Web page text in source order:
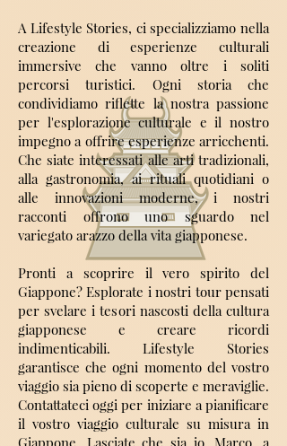
A Lifestyle Stories, ci specializziamo nella
creazione di esperienze culturali
immersive che vanno oltre i soliti
percorsi turistici. Ogni storia che
condividiamo riflette la nostra passione
per l'esplorazione culturale e il nostro
impegno a offrire esperienze arricchenti.
Che siate interessati alle arti tradizionali,
alla gastronomia, ai rituali quotidiani o
alle innovazioni moderne, i nostri
racconti offrono uno sguardo nel
variegato arazzo della vita giapponese.
Pronti a scoprire il vero spirito del
Giappone? Esplorate i nostri tour pensati
per svelare i tesori nascosti della cultura
giapponese e creare ricordi
indimenticabili. Lifestyle Stories
garantisce che ogni momento del vostro
viaggio sia pieno di scoperte e meraviglie.
Contattateci oggi per iniziare a pianificare
il vostro viaggio culturale su misura in
Giappone. Lasciate che sia io, Marco, a